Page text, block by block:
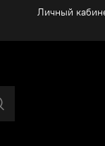
Личный